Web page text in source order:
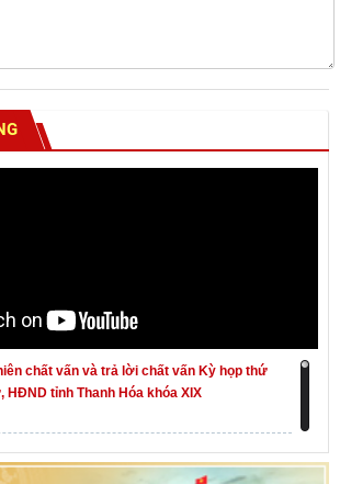
chất vấn và trả lời chất vấn Kỳ họp thứ
HĐND tỉnh Thanh Hóa khóa XIX
mạc kỳ họp thứ Nhất, Quốc hội khóa XVI